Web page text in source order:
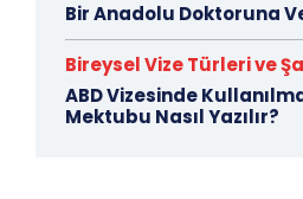
Bir Anadolu Doktoruna
Bireysel Vize Türleri ve
ABD Vizesinde
Mektubu Nasıl Yazılır?